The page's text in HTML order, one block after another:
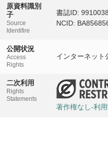
原資料識別
子
Source
Identifire
書誌ID:
NCID:
公開状況
Access
Rights
インターネット
二次利用
Rights
Statements
著作権なし-利